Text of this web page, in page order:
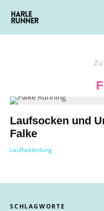
Laufsocken und
Falke
Laufbekleidung
SCHLAGWORTE